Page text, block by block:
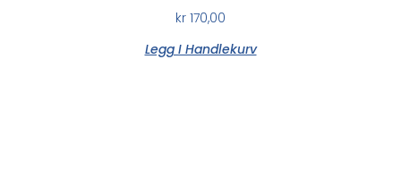
kr 170,00
Legg I Handlekurv